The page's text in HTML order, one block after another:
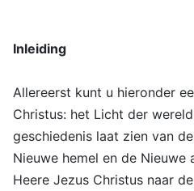
Inleiding
Allereerst kunt u hieronder
Christus: het Licht der
geschiedenis laat zien van
Nieuwe hemel en de Nieuwe
Heere Jezus Christus naar